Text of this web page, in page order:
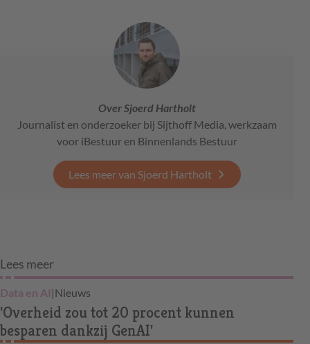
Over Sjoerd Hartholt
Journalist en onderzoeker bij Sijthoff Media, werkzaam
voor iBestuur en Binnenlands Bestuur
Lees meer van Sjoerd Hartholt
Lees meer
Data en AI |Nieuws
'Overheid zou tot 20 procent kunnen
besparen dankzij GenAI'